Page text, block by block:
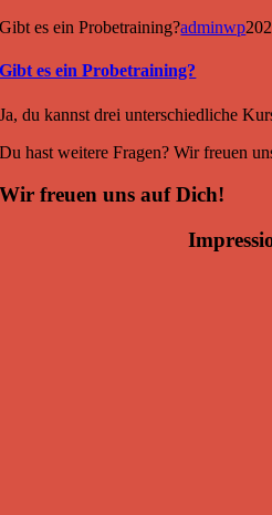
Gibt es ein Probetraining?adminwp
Gibt es ein Probetraining?
Ja, du kannst drei unterschiedliche
Du hast weitere Fragen? Wir freuen
Wir freuen uns auf Dich!